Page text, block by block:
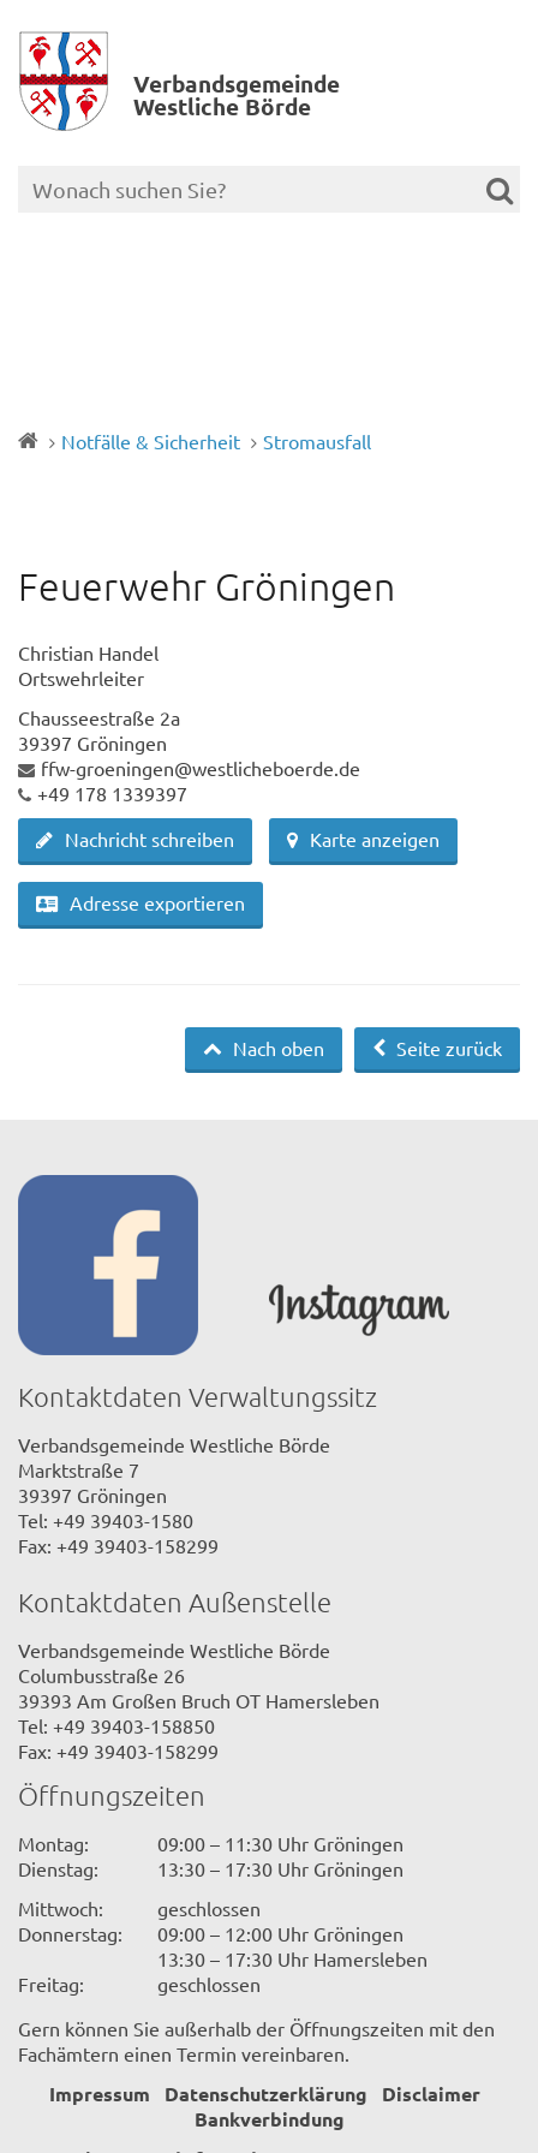
Verbands­gemeinde
Westliche Börde
Notfälle & Sicherheit Stromausfall
Feuerwehr Gröningen
Christian Handel
Ortswehrleiter
Chausseestraße 2a
39397 Gröningen
ffw-groeningen@westlicheboerde.de
+49 178 1339397
Nachricht schreiben
Karte anzeigen
Adresse exportieren
Seite zurück
Nach oben
Kontaktdaten Verwaltungssitz
Verbandsgemeinde Westliche Börde
Marktstraße 7
39397 Gröningen
Tel: +49 39403-1580
Fax: +49 39403-158299
Kontaktdaten Außenstelle
Verbandsgemeinde Westliche Börde
Columbusstraße 26
39393 Am Großen Bruch OT Hamersleben
Tel: +49 39403-158850
Fax: +49 39403-158299
Öffnungszeiten
Montag:
09:00 – 11:30 Uhr Gröningen
Dienstag:
13:30 – 17:30 Uhr Gröningen
Mittwoch:
geschlossen
Donnerstag:
09:00 – 12:00 Uhr Gröningen
13:30 – 17:30 Uhr Hamersleben
Freitag:
geschlossen
Gern können Sie außerhalb der Öffnungszeiten mit den
Fachämtern einen Termin vereinbaren.
Impressum Datenschutzerklärung
Disclaimer
Bankverbindung